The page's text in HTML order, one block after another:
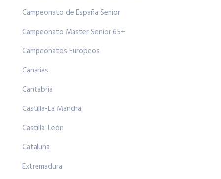
Campeonato de España Senior
Campeonato Master Senior 65+
Campeonatos Europeos
Canarias
Cantabria
Castilla-La Mancha
Castilla-León
Cataluña
Extremadura